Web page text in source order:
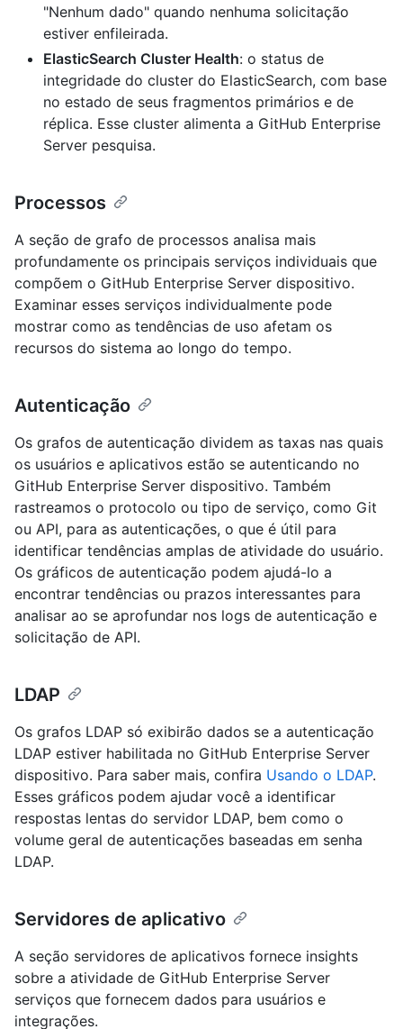
"Nenhum dado" quando nenhuma solicitação
estiver enfileirada.
ElasticSearch Cluster Health: o status de
integridade do cluster do ElasticSearch, com base
no estado de seus fragmentos primários e de
réplica. Esse cluster alimenta a GitHub Enterprise
Server pesquisa.
Processos
A seção de grafo de processos analisa mais
profundamente os principais serviços individuais que
compõem o GitHub Enterprise Server dispositivo.
Examinar esses serviços individualmente pode
mostrar como as tendências de uso afetam os
recursos do sistema ao longo do tempo.
Autenticação
Os grafos de autenticação dividem as taxas nas quais
os usuários e aplicativos estão se autenticando no
GitHub Enterprise Server dispositivo. Também
rastreamos o protocolo ou tipo de serviço, como Git
ou API, para as autenticações, o que é útil para
identificar tendências amplas de atividade do usuário.
Os gráficos de autenticação podem ajudá-lo a
encontrar tendências ou prazos interessantes para
analisar ao se aprofundar nos logs de autenticação e
solicitação de API.
LDAP
Os grafos LDAP só exibirão dados se a autenticação
LDAP estiver habilitada no GitHub Enterprise Server
dispositivo. Para saber mais, confira Usando o LDAP.
Esses gráficos podem ajudar você a identificar
respostas lentas do servidor LDAP, bem como o
volume geral de autenticações baseadas em senha
LDAP.
Servidores de aplicativo
A seção servidores de aplicativos fornece insights
sobre a atividade de GitHub Enterprise Server
serviços que fornecem dados para usuários e
integrações.